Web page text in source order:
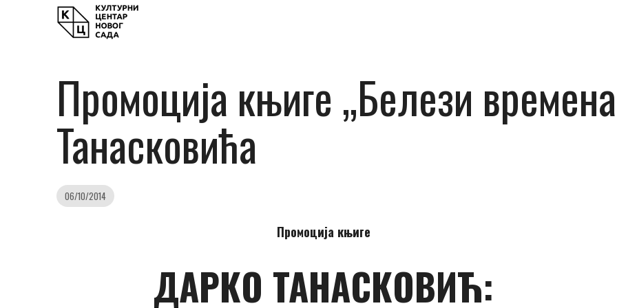
Промоција књиге „Белези
Танасковића
06/10/2014
Промоција књиге
ДАРКО ТАНАСКОВИЋ: